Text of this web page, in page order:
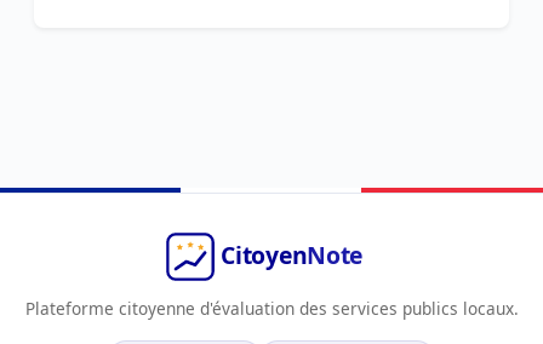
Plateforme citoyenne d'évaluation des services publics locaux.